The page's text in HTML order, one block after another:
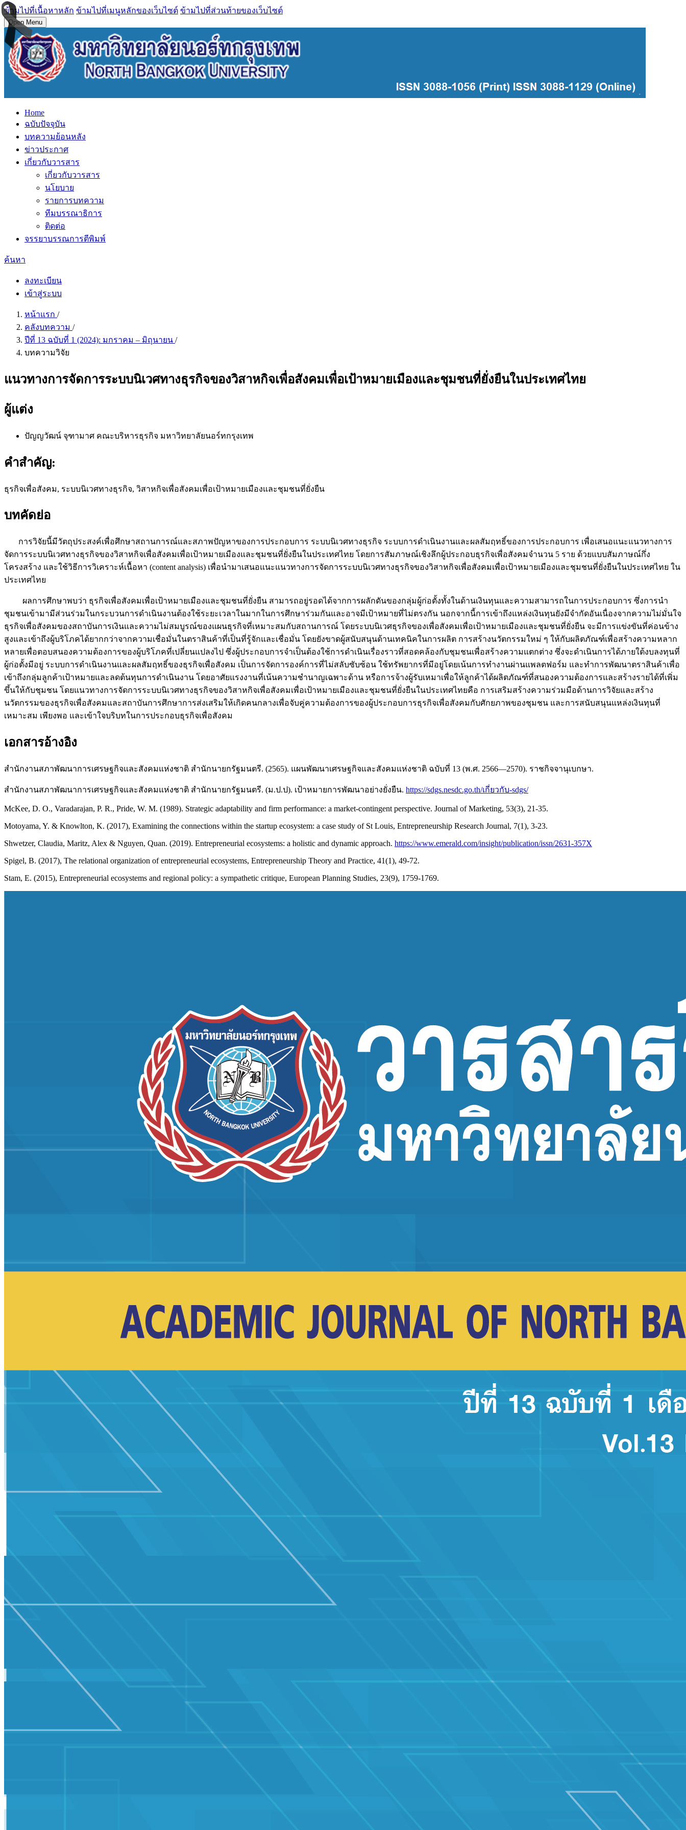
ข้ามไปที่เนื้อหาหลัก ข้ามไปที่เมนูหลักของเว็บไซต์ ข้ามไปที่ส่วนท้ายของเว็บไซต์
Open Menu
Home
ฉบับปัจจุบัน
บทความย้อนหลัง
ข่าวประกาศ
เกี่ยวกับวารสาร
เกี่ยวกับวารสาร
นโยบาย
รายการบทความ
ทีมบรรณาธิการ
ติดต่อ
จรรยาบรรณการตีพิมพ์
ค้นหา
ลงทะเบียน
เข้าสู่ระบบ
หน้าแรก /
คลังบทความ /
ปีที่ 13 ฉบับที่ 1 (2024): มกราคม – มิถุนายน /
บทความวิจัย
แนวทางการจัดการระบบนิเวศทางธุรกิจของวิสาหกิจเพื่อสังคมเพื่อเป้าหมายเมืองและชุมชนที่ยั่งยืนในประเทศไทย
ผู้แต่ง
ปัญญวัฒน์ จุฑามาศ คณะบริหารธุรกิจ มหาวิทยาลัยนอร์ทกรุงเทพ
คำสำคัญ:
ธุรกิจเพื่อสังคม, ระบบนิเวศทางธุรกิจ, วิสาหกิจเพื่อสังคมเพื่อเป้าหมายเมืองและชุมชนที่ยั่งยืน
บทคัดย่อ
การวิจัยนี้มีวัตถุประสงค์เพื่อศึกษาสถานการณ์และสภาพปัญหาของการประกอบการ ระบบนิเวศทางธุรกิจ ระบบการดำเนินงานและผลสัมฤทธิ์ของการประกอบการ เพื่อเสนอแนะแนวทางการ
จัดการระบบนิเวศทางธุรกิจของวิสาหกิจเพื่อสังคมเพื่อเป้าหมายเมืองและชุมชนที่ยั่งยืนในประเทศไทย โดยการสัมภาษณ์เชิงลึกผู้ประกอบธุรกิจเพื่อสังคมจำนวน 5 ราย ด้วยแบบสัมภาษณ์กึ่ง
โครงสร้าง และใช้วิธีการวิเคราะห์เนื้อหา (content analysis) เพื่อนำมาเสนอแนะแนวทางการจัดการระบบนิเวศทางธุรกิจของวิสาหกิจเพื่อสังคมเพื่อเป้าหมายเมืองและชุมชนที่ยั่งยืนในประเทศไทย ใน
ประเทศไทย
ผลการศึกษาพบว่า ธุรกิจเพื่อสังคมเพื่อเป้าหมายเมืองและชุมชนที่ยั่งยืน สามารถอยู่รอดได้จากการผลักดันของกลุ่มผู้ก่อตั้งทั้งในด้านเงินทุนและความสามารถในการประกอบการ ซึ่งการนำ
ชุมชนเข้ามามีส่วนร่วมในกระบวนการดำเนินงานต้องใช้ระยะเวลาในมากในการศึกษาร่วมกันและอาจมีเป้าหมายที่ไม่ตรงกัน นอกจากนี้การเข้าถึงแหล่งเงินทุนยังมีจำกัดอันเนื่องจากความไม่มั่นใจ
ธุรกิจเพื่อสังคมของสถาบันการเงินและความไม่สมบูรณ์ของแผนธุรกิจที่เหมาะสมกับสถานการณ์ โดยระบบนิเวศธุรกิจของเพื่อสังคมเพื่อเป้าหมายเมืองและชุมชนที่ยั่งยืน จะมีการแข่งขันที่ค่อนข้าง
สูงและเข้าถึงผู้บริโภคได้ยากกว่าจากความเชื่อมั่นในตราสินค้าที่เป็นที่รู้จักและเชื่อมั่น โดยยังขาดผู้สนับสนุนด้านเทคนิคในการผลิต การสร้างนวัตกรรมใหม่ ๆ ให้กับผลิตภัณฑ์เพื่อสร้างความหลาก
หลายเพื่อตอบสนองความต้องการของผู้บริโภคที่เปลี่ยนแปลงไป ซึ่งผู้ประกอบการจำเป็นต้องใช้การดำเนินเรื่องราวที่สอดคล้องกับชุมชนเพื่อสร้างความแตกต่าง ซึ่งจะดำเนินการได้ภายใต้งบลงทุนที่
ผู้ก่อตั้งมีอยู่ ระบบการดำเนินงานและผลสัมฤทธิ์ของธุรกิจเพื่อสังคม เป็นการจัดการองค์การที่ไม่สลับซับซ้อน ใช้ทรัพยากรที่มีอยู่โดยเน้นการทำงานผ่านแพลตฟอร์ม และทำการพัฒนาตราสินค้าเพื่อ
เข้าถึงกลุ่มลูกค้าเป้าหมายและลดต้นทุนการดำเนินงาน โดยอาศัยแรงงานที่เน้นความชำนาญเฉพาะด้าน หรือการจ้างผู้รับเหมาเพื่อให้ลูกค้าได้ผลิตภัณฑ์ที่สนองความต้องการและสร้างรายได้ที่เพิ่ม
ขึ้นให้กับชุมชน โดยแนวทางการจัดการระบบนิเวศทางธุรกิจของวิสาหกิจเพื่อสังคมเพื่อเป้าหมายเมืองและชุมชนที่ยั่งยืนในประเทศไทยคือ การเสริมสร้างความร่วมมือด้านการวิจัยและสร้าง
นวัตกรรมของธุรกิจเพื่อสังคมและสถาบันการศึกษาการส่งเสริมให้เกิดคนกลางเพื่อจับคู่ความต้องการของผู้ประกอบการธุรกิจเพื่อสังคมกับศักยภาพของชุมชน และการสนับสนุนแหล่งเงินทุนที่
เหมาะสม เพียงพอ และเข้าใจบริบทในการประกอบธุรกิจเพื่อสังคม
เอกสารอ้างอิง
สำนักงานสภาพัฒนาการเศรษฐกิจและสังคมแห่งชาติ สำนักนายกรัฐมนตรี. (2565). แผนพัฒนาเศรษฐกิจและสังคมแห่งชาติ ฉบับที่ 13 (พ.ศ. 2566—2570). ราชกิจจานุเบกษา.
สำนักงานสภาพัฒนาการเศรษฐกิจและสังคมแห่งชาติ สำนักนายกรัฐมนตรี. (ม.ป.ป). เป้าหมายการพัฒนาอย่างยั่งยืน. https://sdgs.nesdc.go.th/เกี่ยวกับ-sdgs/
McKee, D. O., Varadarajan, P. R., Pride, W. M. (1989). Strategic adaptability and firm performance: a market-contingent perspective. Journal of Marketing, 53(3), 21-35.
Motoyama, Y. & Knowlton, K. (2017), Examining the connections within the startup ecosystem: a case study of St Louis, Entrepreneurship Research Journal, 7(1), 3-23.
Shwetzer, Claudia, Maritz, Alex & Nguyen, Quan. (2019). Entrepreneurial ecosystems: a holistic and dynamic approach. https://www.emerald.com/insight/publication/issn/2631-357X
Spigel, B. (2017), The relational organization of entrepreneurial ecosystems, Entrepreneurship Theory and Practice, 41(1), 49-72.
Stam, E. (2015), Entrepreneurial ecosystems and regional policy: a sympathetic critique, European Planning Studies, 23(9), 1759-1769.